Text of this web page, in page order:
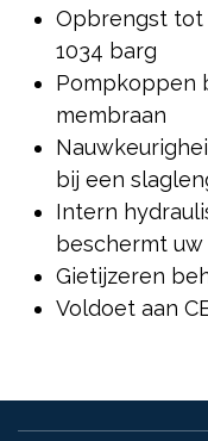
Opbrengst
1034 barg
Pompkoppen
membraan
bij een
Intern
beschermt
Gietijzeren
Voldoet aan